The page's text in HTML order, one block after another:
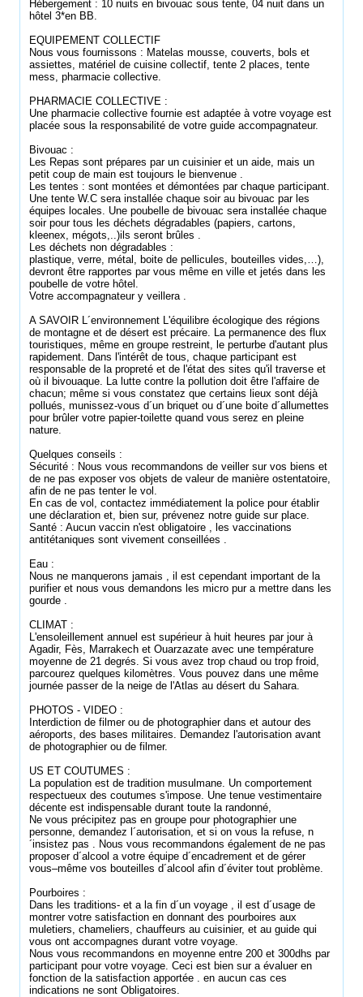
Hébergement : 10 nuits en bivouac sous tente, 04 nuit dans un
hôtel 3*en BB.
EQUIPEMENT COLLECTIF
Nous vous fournissons : Matelas mousse, couverts, bols et
assiettes, matériel de cuisine collectif, tente 2 places, tente
mess, pharmacie collective.
PHARMACIE COLLECTIVE :
Une pharmacie collective fournie est adaptée à votre voyage est
placée sous la responsabilité de votre guide accompagnateur.
Bivouac :
Les Repas sont prépares par un cuisinier et un aide, mais un
petit coup de main est toujours le bienvenue .
Les tentes : sont montées et démontées par chaque participant.
Une tente W.C sera installée chaque soir au bivouac par les
équipes locales. Une poubelle de bivouac sera installée chaque
soir pour tous les déchets dégradables (papiers, cartons,
kleenex, mégots,..)ils seront brûles .
Les déchets non dégradables :
plastique, verre, métal, boite de pellicules, bouteilles vides,…),
devront être rapportes par vous même en ville et jetés dans les
poubelle de votre hôtel.
Votre accompagnateur y veillera .
A SAVOIR L´environnement L'équilibre écologique des régions
de montagne et de désert est précaire. La permanence des flux
touristiques, même en groupe restreint, le perturbe d'autant plus
rapidement. Dans l'intérêt de tous, chaque participant est
responsable de la propreté et de l'état des sites qu'il traverse et
où il bivouaque. La lutte contre la pollution doit être l'affaire de
chacun; même si vous constatez que certains lieux sont déjà
pollués, munissez-vous d´un briquet ou d´une boite d´allumettes
pour brûler votre papier-toilette quand vous serez en pleine
nature.
Quelques conseils :
Sécurité : Nous vous recommandons de veiller sur vos biens et
de ne pas exposer vos objets de valeur de manière ostentatoire,
afin de ne pas tenter le vol.
En cas de vol, contactez immédiatement la police pour établir
une déclaration et, bien sur, prévenez notre guide sur place.
Santé : Aucun vaccin n'est obligatoire , les vaccinations
antitétaniques sont vivement conseillées .
Eau :
Nous ne manquerons jamais , il est cependant important de la
purifier et nous vous demandons les micro pur a mettre dans les
gourde .
CLIMAT :
L'ensoleillement annuel est supérieur à huit heures par jour à
Agadir, Fès, Marrakech et Ouarzazate avec une température
moyenne de 21 degrés. Si vous avez trop chaud ou trop froid,
parcourez quelques kilomètres. Vous pouvez dans une même
journée passer de la neige de l'Atlas au désert du Sahara.
PHOTOS - VIDEO :
Interdiction de filmer ou de photographier dans et autour des
aéroports, des bases militaires. Demandez l'autorisation avant
de photographier ou de filmer.
US ET COUTUMES :
La population est de tradition musulmane. Un comportement
respectueux des coutumes s'impose. Une tenue vestimentaire
décente est indispensable durant toute la randonné,
Ne vous précipitez pas en groupe pour photographier une
personne, demandez l´autorisation, et si on vous la refuse, n
´insistez pas . Nous vous recommandons également de ne pas
proposer d´alcool a votre équipe d´encadrement et de gérer
vous–même vos bouteilles d´alcool afin d´éviter tout problème.
Pourboires :
Dans les traditions- et a la fin d´un voyage , il est d´usage de
montrer votre satisfaction en donnant des pourboires aux
muletiers, chameliers, chauffeurs au cuisinier, et au guide qui
vous ont accompagnes durant votre voyage.
Nous vous recommandons en moyenne entre 200 et 300dhs par
participant pour votre voyage. Ceci est bien sur a évaluer en
fonction de la satisfaction apportée . en aucun cas ces
indications ne sont Obligatoires.